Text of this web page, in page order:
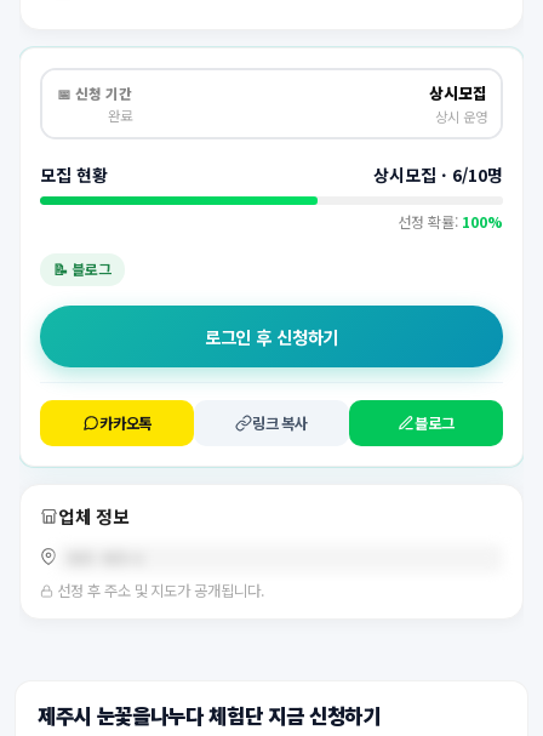
📅 신청 기간
완료
상시모집
상시 운영
모집 현황 상시모집 · 6/10명
선정 확률: 100%
📝 블로그
로그인 후 신청하기
카카오톡 링크 복사 블로그
업체 정보
선정 후 주소 및 지도가 공개됩니다.
제주시 눈꽃을나누다 체험단 지금 신청하기